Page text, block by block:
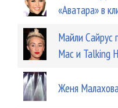
«Аватара» в
Майли Сайрус
Mac и Talking
Женя